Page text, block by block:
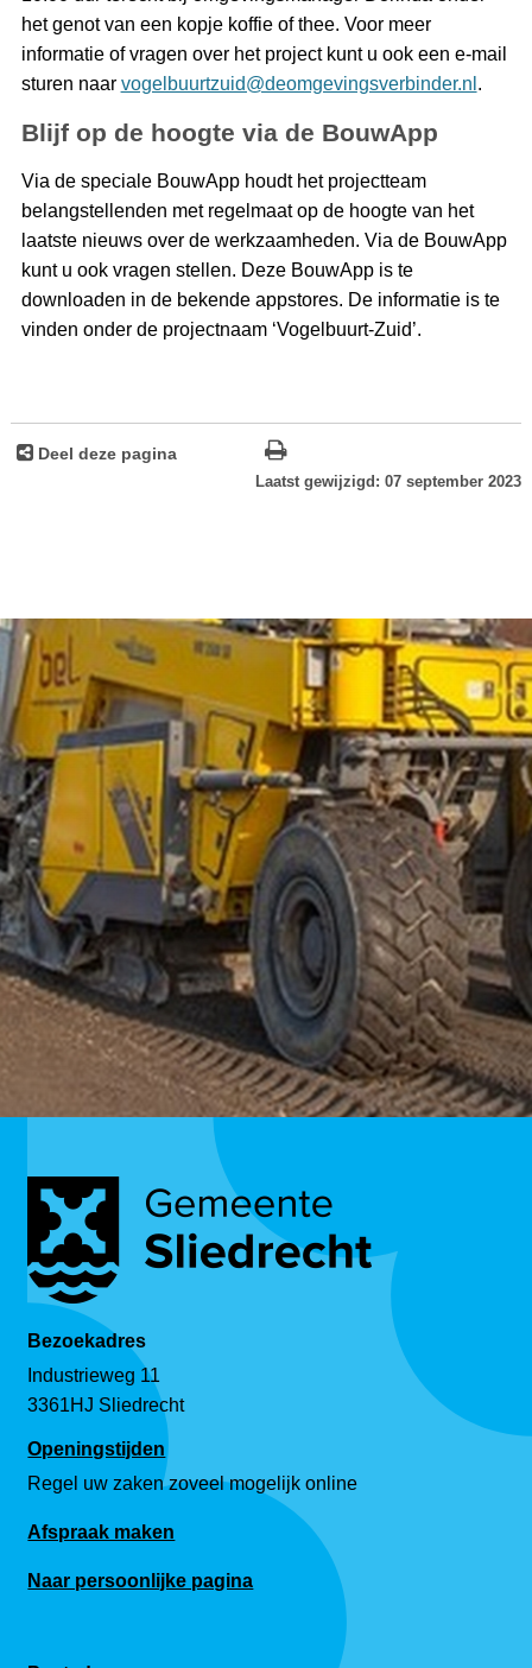
het genot van een kopje koffie of thee. Voor meer
informatie of vragen over het project kunt u ook een e-mail
sturen naar vogelbuurtzuid@deomgevingsverbinder.nl .
Blijf op de hoogte via de BouwApp
Via de speciale BouwApp houdt het projectteam
belangstellenden met regelmaat op de hoogte van het
laatste nieuws over de werkzaamheden. Via de BouwApp
kunt u ook vragen stellen. Deze BouwApp is te
downloaden in de bekende appstores. De informatie is te
vinden onder de projectnaam ‘Vogelbuurt-Zuid’.
Deel deze pagina
Laatst gewijzigd: 07 september 2023
Bezoekadres
Industrieweg 11
3361HJ Sliedrecht
Openingstijden
Regel uw zaken zoveel mogelijk online
Afspraak maken
Naar persoonlijke pagina